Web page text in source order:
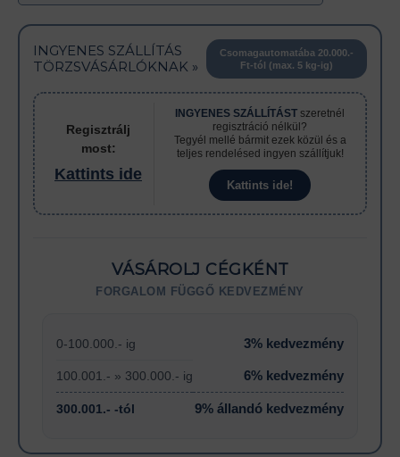
INGYENES SZÁLLÍTÁS
TÖRZSVÁSÁRLÓKNAK »
Csomagautomatába 20.000.-
Ft-tól (max. 5 kg-ig)
Regisztrálj
most:
Kattints ide
INGYENES SZÁLLÍTÁST szeretnél
regisztráció nélkül?
Tegyél mellé bármit ezek közül és a
teljes rendelésed ingyen szállítjuk!
Kattints ide!
VÁSÁROLJ CÉGKÉNT
FORGALOM FÜGGŐ KEDVEZMÉNY
0-100.000.- ig 3% kedvezmény
100.001.- » 300.000.- ig 6% kedvezmény
300.001.- -tól 9% állandó kedvezmény